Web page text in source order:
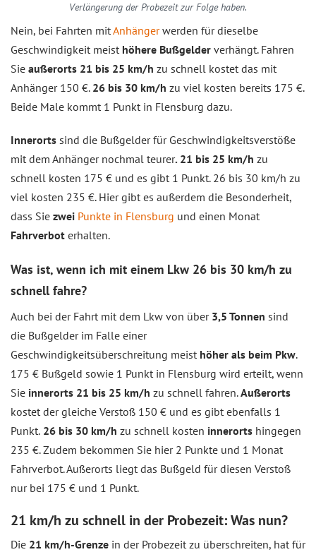
Verlängerung der Probezeit zur Folge haben.
Nein, bei Fahrten mitAnhängerwerden für dieselbe
Geschwindigkeit meist höhere Bußgelder verhängt. Fahren
Sie außerorts 21 bis 25 km/h zu schnell kostet das mit
Anhänger 150 €. 26 bis 30 km/h zu viel kosten bereits 175 €.
Beide Male kommt 1 Punkt in Flensburg dazu.
Innerorts sind die Bußgelder für Geschwindigkeitsverstöße
mit dem Anhänger nochmal teurer. 21 bis 25 km/h zu
schnell kosten 175 € und es gibt 1 Punkt. 26 bis 30 km/h zu
viel kosten 235 €. Hier gibt es außerdem die Besonderheit,
dass Sie zwei Punkte in Flensburg und einen Monat
Fahrverbot erhalten.
Was ist, wenn ich mit einem Lkw 26 bis 30 km/h zu
schnell fahre?
Auch bei der Fahrt mit dem Lkw von über 3,5 Tonnen sind
die Bußgelder im Falle einer
Geschwindigkeitsüberschreitung meist höher als beim Pkw.
175 € Bußgeld sowie 1 Punkt in Flensburg wird erteilt, wenn
Sie innerorts 21 bis 25 km/h zu schnell fahren.Außerorts
kostet der gleiche Verstoß 150 € und es gibt ebenfalls 1
Punkt. 26 bis 30 km/h zu schnell kosten innerorts hingegen
235 €. Zudem bekommen Sie hier 2 Punkte und 1 Monat
Fahrverbot. Außerorts liegt das Bußgeld für diesen Verstoß
nur bei 175 € und 1 Punkt.
21 km/h zu schnell in der Probezeit: Was nun?
Die 21 km/h-Grenze in der Probezeit zu überschreiten, hat für